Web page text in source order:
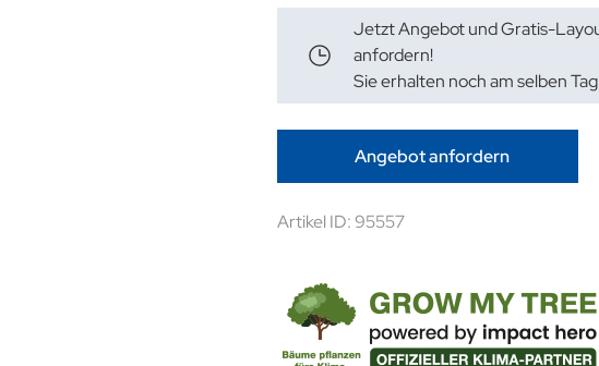
Jetzt Angebot und Gratis-
anfordern!
Sie erhalten noch am selben
Angebot anfordern
Artikel ID: 95557